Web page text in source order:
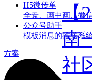
H5微传单
全景、画中画、微
公众号助手
模板消息的推送系
方案
【
南
社